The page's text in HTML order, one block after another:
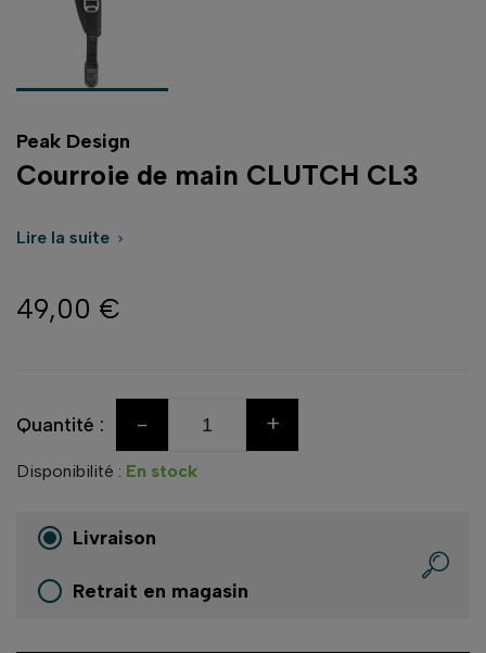
Peak Design
Courroie de main CLUTCH CL3
Lire la suite 
49,00 €
Quantité : - +
Disponibilité : En stock
Livraison
Retrait en magasin